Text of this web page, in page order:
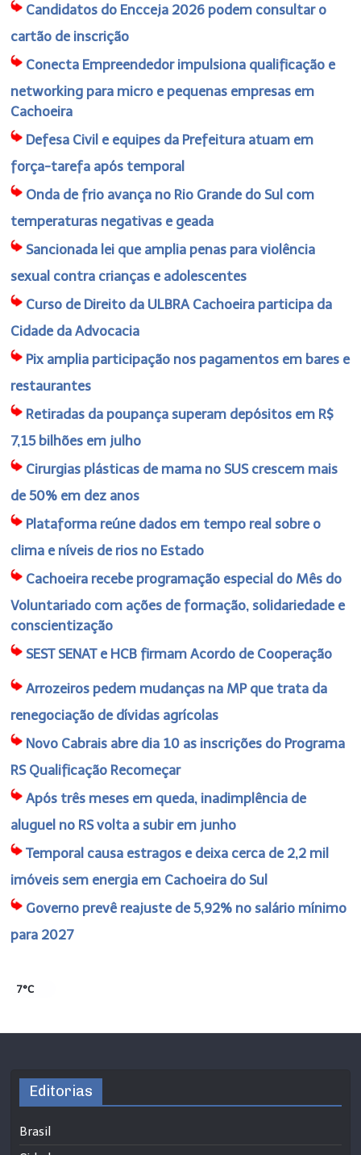
Candidatos do Encceja 2026 podem consultar o
cartão de inscrição
Conecta Empreendedor impulsiona qualificação e
networking para micro e pequenas empresas em
Cachoeira
Defesa Civil e equipes da Prefeitura atuam em
força-tarefa após temporal
Onda de frio avança no Rio Grande do Sul com
temperaturas negativas e geada
Sancionada lei que amplia penas para violência
sexual contra crianças e adolescentes
Curso de Direito da ULBRA Cachoeira participa da
Cidade da Advocacia
Pix amplia participação nos pagamentos em bares e
restaurantes
Retiradas da poupança superam depósitos em R$
7,15 bilhões em julho
Cirurgias plásticas de mama no SUS crescem mais
de 50% em dez anos
Plataforma reúne dados em tempo real sobre o
clima e níveis de rios no Estado
Cachoeira recebe programação especial do Mês do
Voluntariado com ações de formação, solidariedade e
conscientização
SEST SENAT e HCB firmam Acordo de Cooperação
Arrozeiros pedem mudanças na MP que trata da
renegociação de dívidas agrícolas
Novo Cabrais abre dia 10 as inscrições do Programa
RS Qualificação Recomeçar
Após três meses em queda, inadimplência de
aluguel no RS volta a subir em junho
Temporal causa estragos e deixa cerca de 2,2 mil
imóveis sem energia em Cachoeira do Sul
Governo prevê reajuste de 5,92% no salário mínimo
para 2027
7°C
Editorias
Brasil